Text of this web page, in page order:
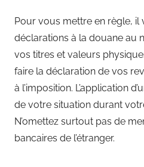
Pour vous mettre en règle, il
déclarations à la douane au
vos titres et valeurs
faire la déclaration de vos
à l’imposition. L’application
de votre situation durant
N’omettez surtout pas de
bancaires de l’étranger.